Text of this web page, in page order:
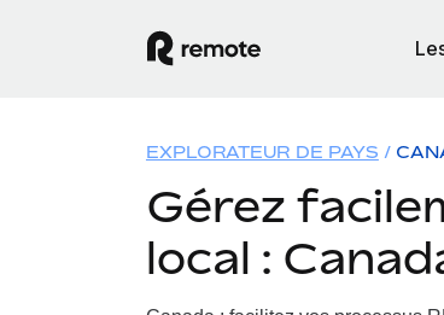
EXPLORATEUR DE PAYS
Gérez
local :